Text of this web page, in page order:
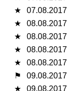
★
07.08.2017
★
08.08.2017
★
08.08.2017
★
08.08.2017
★
08.08.2017
⚑
09.08.2017
★
09.08.2017